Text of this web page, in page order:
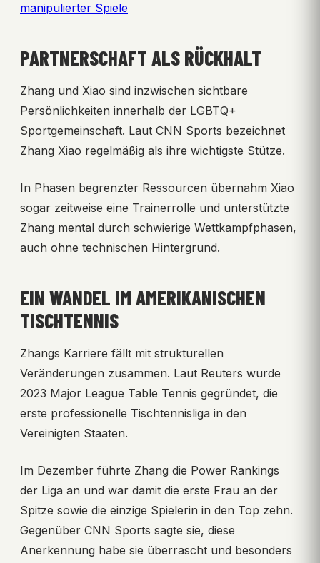
manipulierter Spiele
PARTNERSCHAFT ALS RÜCKHALT
Zhang und Xiao sind inzwischen sichtbare
Persönlichkeiten innerhalb der LGBTQ+
Sportgemeinschaft. Laut CNN Sports bezeichnet
Zhang Xiao regelmäßig als ihre wichtigste Stütze.
In Phasen begrenzter Ressourcen übernahm Xiao
sogar zeitweise eine Trainerrolle und unterstützte
Zhang mental durch schwierige Wettkampfphasen,
auch ohne technischen Hintergrund.
EIN WANDEL IM AMERIKANISCHEN
TISCHTENNIS
Zhangs Karriere fällt mit strukturellen
Veränderungen zusammen. Laut Reuters wurde
2023 Major League Table Tennis gegründet, die
erste professionelle Tischtennisliga in den
Vereinigten Staaten.
Im Dezember führte Zhang die Power Rankings
der Liga an und war damit die erste Frau an der
Spitze sowie die einzige Spielerin in den Top zehn.
Gegenüber CNN Sports sagte sie, diese
Anerkennung habe sie überrascht und besonders